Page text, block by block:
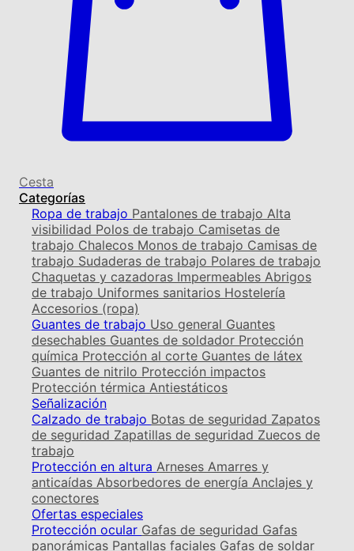
Cesta
Categorías
Ropa de trabajo Pantalones de trabajo Alta
visibilidad Polos de trabajo Camisetas de
trabajo Chalecos Monos de trabajo Camisas de
trabajo Sudaderas de trabajo Polares de trabajo
Chaquetas y cazadoras Impermeables Abrigos
de trabajo Uniformes sanitarios Hostelería
Accesorios (ropa)
Guantes de trabajo Uso general Guantes
desechables Guantes de soldador Protección
química Protección al corte Guantes de látex
Guantes de nitrilo Protección impactos
Protección térmica Antiestáticos
Señalización
Calzado de trabajo Botas de seguridad Zapatos
de seguridad Zapatillas de seguridad Zuecos de
trabajo
Protección en altura Arneses Amarres y
anticaídas Absorbedores de energía Anclajes y
conectores
Ofertas especiales
Protección ocular Gafas de seguridad Gafas
panorámicas Pantallas faciales Gafas de soldar